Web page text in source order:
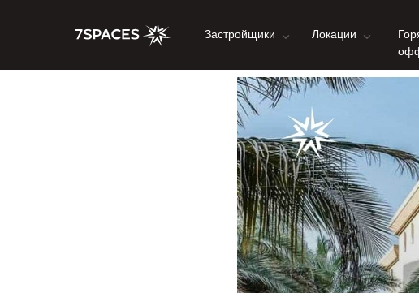
Застройщики Локации